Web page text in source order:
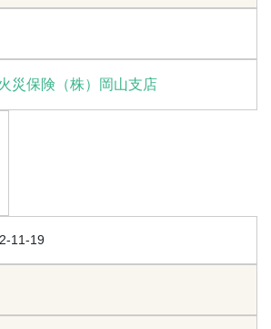
災保険（株）岡山支店
11-19